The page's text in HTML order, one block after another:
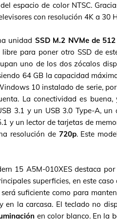
espacio de color NTSC.
con resolución 4K a 30
unidad SSD M.2 NVMe de
para poner otro SSD de
uno de los dos zócalos
64 GB la capacidad
10 instalado de serie,
La conectividad es
3.1 y un USB 3.0 Type-A,
y un lector de tarjetas de
resolución de 720p. Este
15 A5M-010XES destaca
superficies, en este
suficiente como para
en la carcasa. El teclado no
en color blanco. En la